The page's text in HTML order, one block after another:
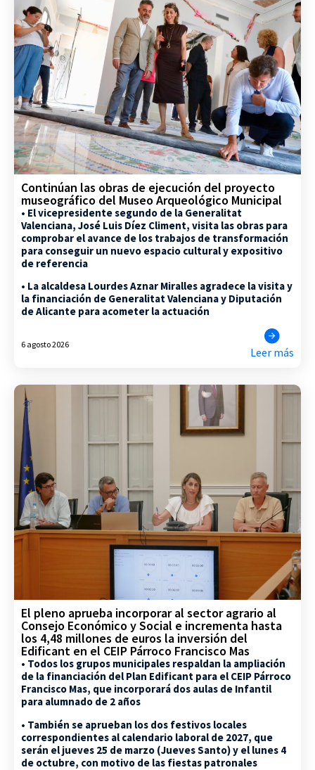
Continúan las obras de ejecución del proyecto
museográfico del Museo Arqueológico Municipal
• El vicepresidente segundo de la Generalitat
Valenciana, José Luis Díez Climent, visita las obras para
comprobar el avance de los trabajos de transformación
para conseguir un nuevo espacio cultural y expositivo
de referencia
• La alcaldesa Lourdes Aznar Miralles agradece la visita y
la financiación de Generalitat Valenciana y Diputación
de Alicante para acometer la actuación
6 agosto 2026
Leer más
El pleno aprueba incorporar al sector agrario al
Consejo Económico y Social e incrementa hasta
los 4,48 millones de euros la inversión del
Edificant en el CEIP Párroco Francisco Mas
• Todos los grupos municipales respaldan la ampliación
de la financiación del Plan Edificant para el CEIP Párroco
Francisco Mas, que incorporará dos aulas de Infantil
para alumnado de 2 años
• También se aprueban los dos festivos locales
correspondientes al calendario laboral de 2027, que
serán el jueves 25 de marzo (Jueves Santo) y el lunes 4
de octubre, con motivo de las fiestas patronales